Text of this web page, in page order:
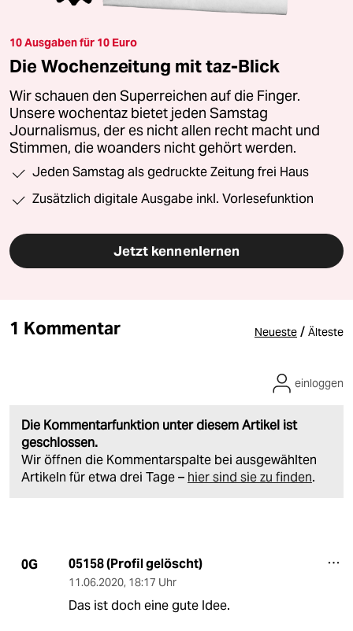
10 Ausgaben für 10 Euro
Die Wochenzeitung mit taz-Blick
Wir schauen den Superreichen auf die Finger.
Unsere wochentaz bietet jeden Samstag
Journalismus, der es nicht allen recht macht und
Stimmen, die woanders nicht gehört werden.
Jeden Samstag als gedruckte Zeitung frei Haus
Zusätzlich digitale Ausgabe inkl. Vorlesefunktion
Jetzt kennenlernen
1 Kommentar Neueste / Älteste
Die Kommentarfunktion unter diesem Artikel ist
geschlossen.
Wir öffnen die Kommentarspalte bei ausgewählten
Artikeln für etwa drei Tage – hier sind sie zu finden.
einloggen
0G 05158 (Profil gelöscht)
11.06.2020, 18:17 Uhr
Das ist doch eine gute Idee.